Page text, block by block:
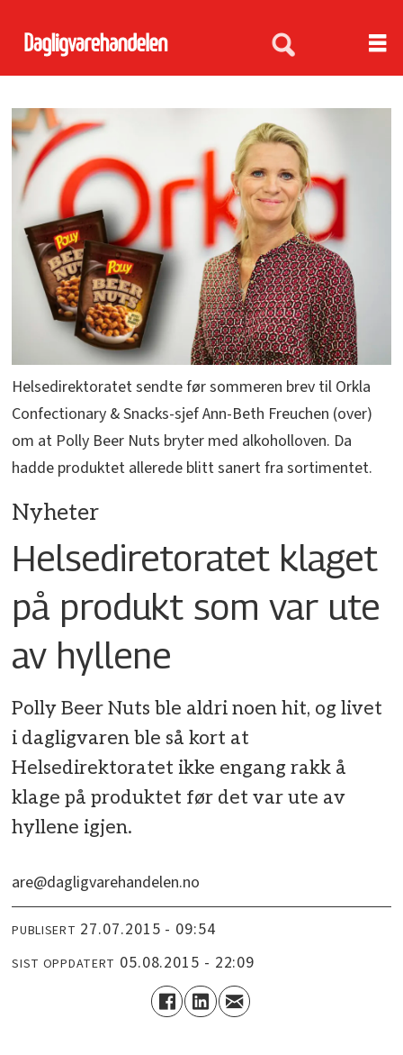
Helsedirektoratet sendte før sommeren brev til Orkla
Confectionary & Snacks-sjef Ann-Beth Freuchen (over)
om at Polly Beer Nuts bryter med alkoholloven. Da
hadde produktet allerede blitt sanert fra sortimentet.
Nyheter
Helsediretoratet klaget
på produkt som var ute
av hyllene
Polly Beer Nuts ble aldri noen hit, og livet
i dagligvaren ble så kort at
Helsedirektoratet ikke engang rakk å
klage på produktet før det var ute av
hyllene igjen.
are@dagligvarehandelen.no
PUBLISERT 27.07.2015 - 09:54
SIST OPPDATERT 05.08.2015 - 22:09